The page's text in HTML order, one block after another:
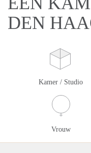
DEN
Kamer / Studio
Vrouw